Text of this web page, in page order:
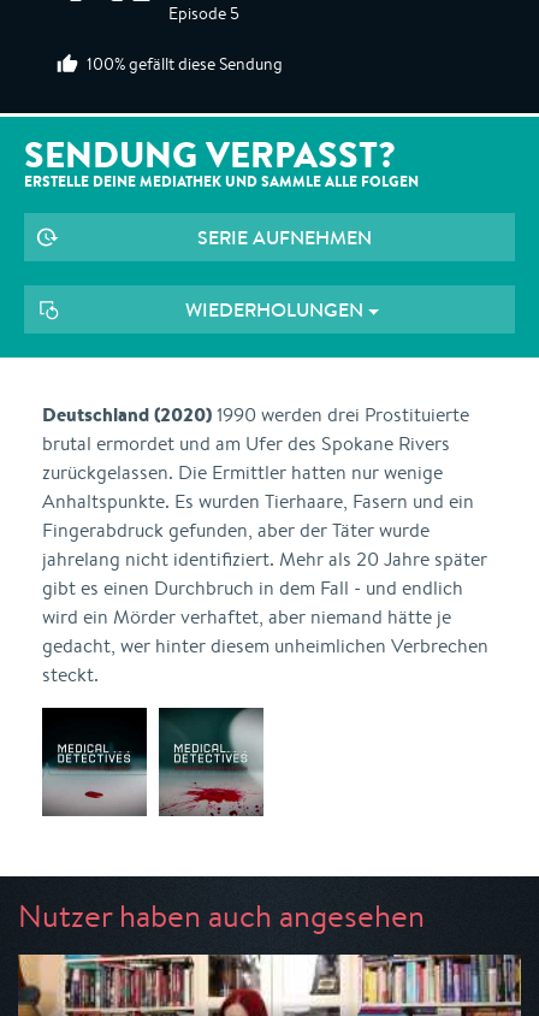
Episode 5
100% gefällt diese Sendung
SENDUNG VERPASST?
ERSTELLE DEINE MEDIATHEK UND SAMMLE ALLE FOLGEN
SERIE AUFNEHMEN
WIEDERHOLUNGEN
Deutschland (2020)1990 werden drei Prostituierte
brutal ermordet und am Ufer des Spokane Rivers
zurückgelassen. Die Ermittler hatten nur wenige
Anhaltspunkte. Es wurden Tierhaare, Fasern und ein
Fingerabdruck gefunden, aber der Täter wurde
jahrelang nicht identifiziert. Mehr als 20 Jahre später
gibt es einen Durchbruch in dem Fall - und endlich
wird ein Mörder verhaftet, aber niemand hätte je
gedacht, wer hinter diesem unheimlichen Verbrechen
steckt.
Nutzer haben auch angesehen